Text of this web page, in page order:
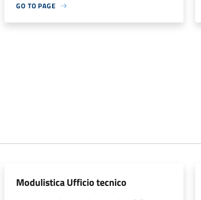
GO TO PAGE
Modulistica Ufficio tecnico